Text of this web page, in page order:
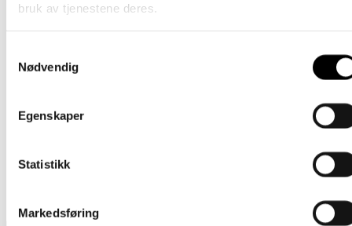
bruk av tjenestene deres.
Nødvendig
Egenskaper
Statistikk
Markedsføring
flere
Hansker
merinoull)
34% rabatt!
Kappe i silke og ull
pris